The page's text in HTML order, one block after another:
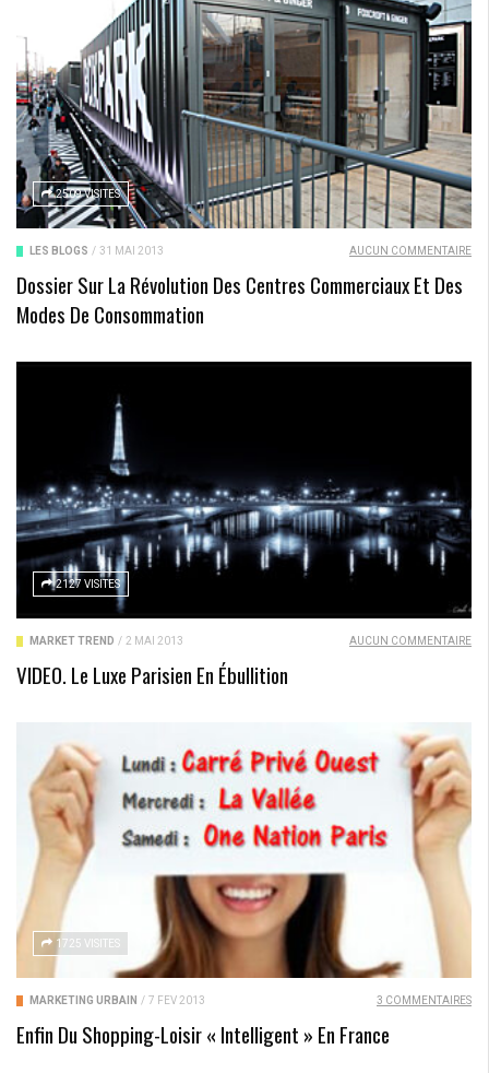
2509 VISITES
LES BLOGS / 31 MAI 2013 AUCUN COMMENTAIRE
Dossier Sur La Révolution Des Centres Commerciaux Et Des
Modes De Consommation
2127 VISITES
MARKET TREND / 2 MAI 2013 AUCUN COMMENTAIRE
VIDEO. Le Luxe Parisien En Ébullition
1725 VISITES
MARKETING URBAIN / 7 FÉV 2013 3 COMMENTAIRES
Enfin Du Shopping-Loisir « Intelligent » En France